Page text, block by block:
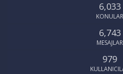
6,033
KONULAR
6,743
MESAJLAR
979